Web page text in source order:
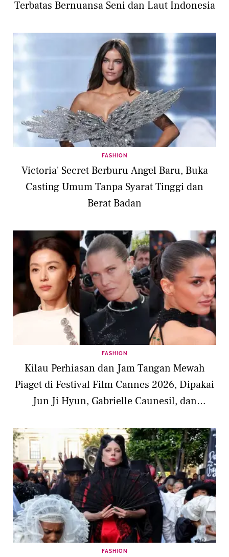
Terbatas Bernuansa Seni dan Laut Indonesia
FASHION
Victoria' Secret Berburu Angel Baru, Buka
Casting Umum Tanpa Syarat Tinggi dan
Berat Badan
FASHION
Kilau Perhiasan dan Jam Tangan Mewah
Piaget di Festival Film Cannes 2026, Dipakai
Jun Ji Hyun, Gabrielle Caunesil, dan
FASHION